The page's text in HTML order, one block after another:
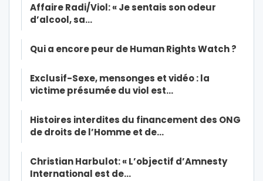
Affaire Radi/Viol: « Je sentais son odeur
d’alcool, sa…
Qui a encore peur de Human Rights Watch ?
Exclusif-Sexe, mensonges et vidéo : la
victime présumée du viol est…
Histoires interdites du financement des ONG
de droits de l’Homme et de…
Christian Harbulot: « L’objectif d’Amnesty
International est de…